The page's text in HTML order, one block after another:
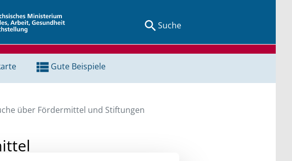
Suche
Gute Beispiele
über Fördermittel und Stiftungen